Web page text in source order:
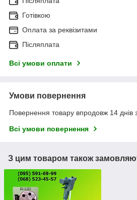
Готівкою
Оплата за реквізитами
Післяплата
Всі умови оплати
Умови повернення
Повернення товару впродовж 14 днів
Всі умови повернення
З цим товаром також